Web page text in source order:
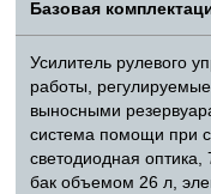
Базовая
Усилитель рулевого
работы,
выносными
система помощи при
светодиодная
бак объемом 26 л,